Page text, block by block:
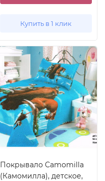
Купить в 1 клик
Покрывало Camomilla
(Камомилла), детское,